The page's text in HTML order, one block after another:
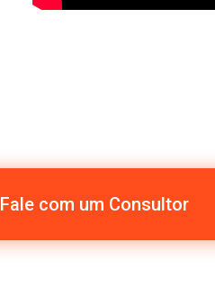
Fale com um Consultor